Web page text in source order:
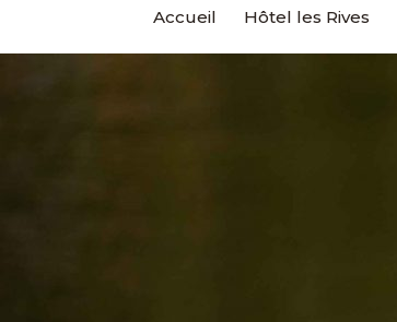
Accueil Hôtel les Rives